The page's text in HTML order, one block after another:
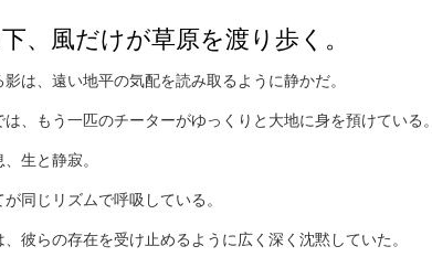
、風だけが草原を渡り歩く。
影は、遠い地平の気配を読み取るように静かだ。
は、もう一匹のチーターがゆっくりと大地に身を預けている。
生と静寂。
が同じリズムで呼吸している。
、彼らの存在を受け止めるように広く深く沈黙していた。